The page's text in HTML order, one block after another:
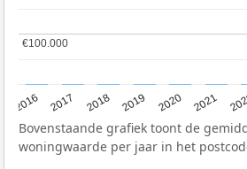
2016 2017 2018 2019 2020 2021
€100.000
€100.000
Bovenstaande grafiek toont de
woningwaarde per jaar in het